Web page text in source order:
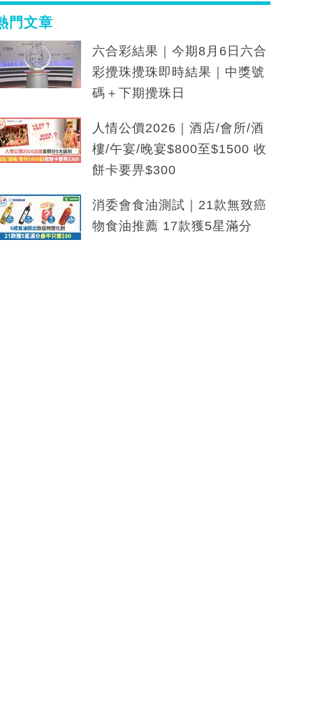
門文章
六合彩結果｜今期8月6日六合
彩攪珠攪珠即時結果｜中獎號
碼＋下期攪珠日
人情公價2026｜酒店/會所/酒
樓/午宴/晚宴$800至$1500 收
餅卡要畀$300
消委會食油測試｜21款無致癌
物食油推薦 17款獲5星滿分